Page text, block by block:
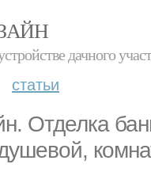
дачного
статьи
Отделка